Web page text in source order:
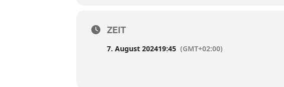
ZEIT
7. August 202419:45 (GMT+02:00)